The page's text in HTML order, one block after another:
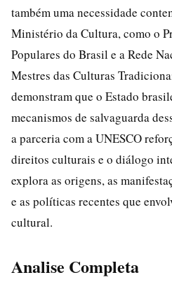
também uma necessidade
Ministério da Cultura, como o
Populares do Brasil e a Rede
Mestres das Culturas
demonstram que o Estado
mecanismos de salvaguarda
a parceria com a UNESCO
direitos culturais e o diálogo
explora as origens, as
e as políticas recentes que
cultural.
Analise Completa